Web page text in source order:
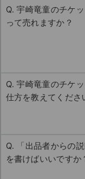
Q. 宇崎竜童のチケ
って売れますか？
Q. 宇崎竜童のチケ
仕方を教えてくださ
Q. 「出品者からの
を書けばいいですか